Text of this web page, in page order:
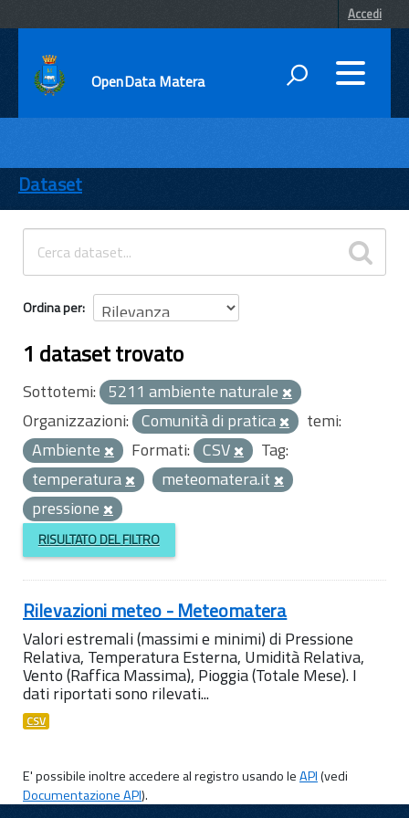
Accedi
OpenData Matera
ENTI
TEMI
INFORMAZIONI
Dataset
Ordina per
1 dataset trovato
Sottotemi: 5211 ambiente naturale
Organizzazioni: Comunità di pratica
temi:
Ambiente
Formati: CSV
Tag:
temperatura
meteomatera.it
pressione
RISULTATO DEL FILTRO
Rilevazioni meteo - Meteomatera
Valori estremali (massimi e minimi) di Pressione
Relativa, Temperatura Esterna, Umidità Relativa,
Vento (Raffica Massima), Pioggia (Totale Mese). I
dati riportati sono rilevati...
CSV
E' possibile inoltre accedere al registro usando leAPI(vedi
Documentazione API).